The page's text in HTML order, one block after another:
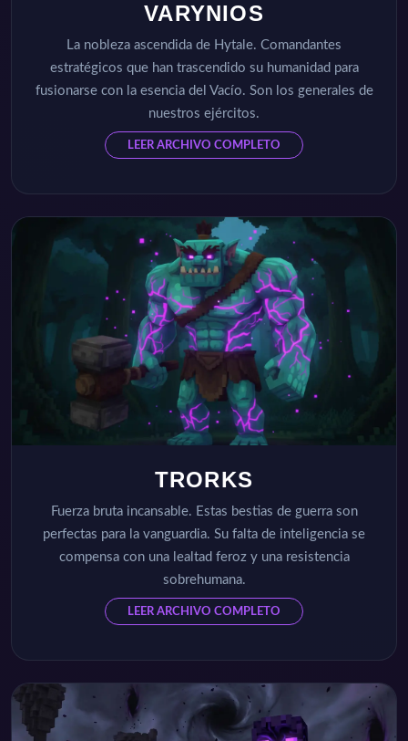
VARYNIOS
La nobleza ascendida de Hytale. Comandantes
estratégicos que han trascendido su humanidad para
fusionarse con la esencia del Vacío. Son los generales de
nuestros ejércitos.
LEER ARCHIVO COMPLETO
TRORKS
Fuerza bruta incansable. Estas bestias de guerra son
perfectas para la vanguardia. Su falta de inteligencia se
compensa con una lealtad feroz y una resistencia
sobrehumana.
LEER ARCHIVO COMPLETO